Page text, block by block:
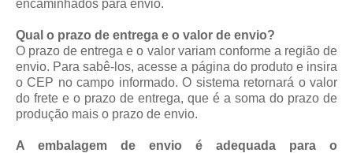
encaminhados para envio.
Qual o prazo de entrega e o valor de envio?
O prazo de entrega e o valor variam conforme a região de
envio. Para sabê-los, acesse a página do produto e insira
o CEP no campo informado. O sistema retornará o valor
do frete e o prazo de entrega, que é a soma do prazo de
produção mais o prazo de envio.
A embalagem de envio é adequada para o